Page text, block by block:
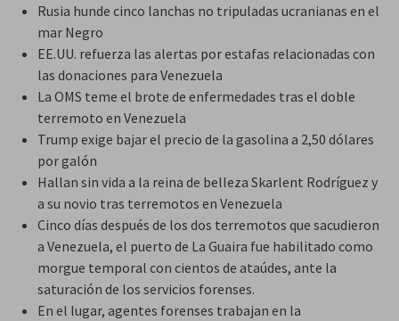
Rusia hunde cinco lanchas no tripuladas ucranianas en el
mar Negro
EE.UU. refuerza las alertas por estafas relacionadas con
las donaciones para Venezuela
La OMS teme el brote de enfermedades tras el doble
terremoto en Venezuela
Trump exige bajar el precio de la gasolina a 2,50 dólares
por galón
Hallan sin vida a la reina de belleza Skarlent Rodríguez y
a su novio tras terremotos en Venezuela
Cinco días después de los dos terremotos que sacudieron
a Venezuela, el puerto de La Guaira fue habilitado como
morgue temporal con cientos de ataúdes, ante la
saturación de los servicios forenses.
En el lugar, agentes forenses trabajan en la